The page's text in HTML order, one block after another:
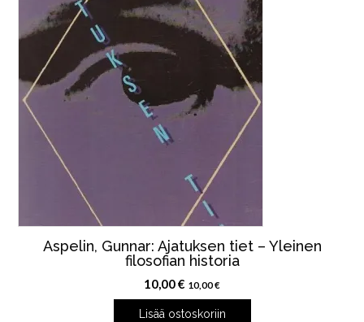
Aspelin, Gunnar: Ajatuksen tiet – Yleinen
filosofian historia
10,00€ 10,00€
Lisää ostoskoriin